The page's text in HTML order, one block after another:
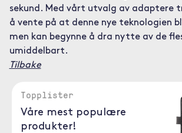
sekund. Med vårt utvalg av adaptere
å vente på at denne nye teknologien
men kan begynne å dra nytte av de
umiddelbart.
Tilbake
Topplister
Våre mest populære
produkter!